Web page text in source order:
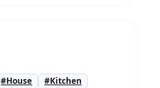
#House
#Kitchen